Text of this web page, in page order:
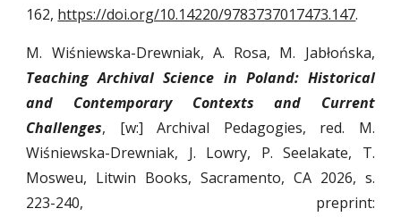
162, https://doi.org/10.14220/9783737017473.147.
M. Wiśniewska-Drewniak, A. Rosa, M. Jabłońska,
Teaching Archival Science in Poland: Historical
and Contemporary Contexts and Current
Challenges, [w:] Archival Pedagogies, red. M.
Wiśniewska-Drewniak, J. Lowry, P. Seelakate, T.
Mosweu, Litwin Books, Sacramento, CA 2026, s.
223-240, preprint: